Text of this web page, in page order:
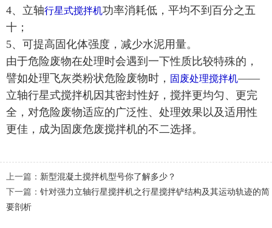
4、立轴行星式搅拌机功率消耗低，平均不到百分之五
十；
5、可提高固化体强度，减少水泥用量。
由于危险废物在处理时会遇到一下性质比较特殊的，
譬如处理飞灰类粉状危险废物时， 固废处理搅拌机——
立轴行星式搅拌机因其密封性好，搅拌更均匀、更完
全，对危险废物适应的广泛性、处理效果以及适用性
更佳，成为固废危废搅拌机的不二选择。
上一篇： 新型混凝土搅拌机型号你了解多少？
下一篇： 针对强力立轴行星搅拌机之行星搅拌铲结构及其运动轨迹的简
要剖析